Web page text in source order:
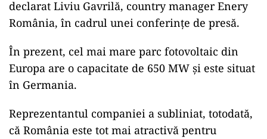
declarat Liviu Gavrilă, country manager Enery
România, în cadrul unei conferințe de presă.
În prezent, cel mai mare parc fotovoltaic din
Europa are o capacitate de 650 MW și este situat
în Germania.
Reprezentantul companiei a subliniat, totodată,
că România este tot mai atractivă pentru